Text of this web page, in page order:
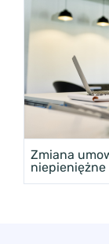
Zmiana
niepieniężne